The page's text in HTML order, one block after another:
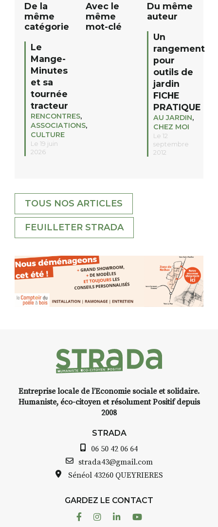
De la
même
catégorie
Le
Mange-
Minutes
et sa
tournée
tracteur
RENCONTRES,
ASSOCIATIONS,
CULTURE
Le 19 juin
2026
Avec le
même
mot-clé
Du même
auteur
Un
rangement
pour
outils de
jardin
FICHE
PRATIQUE
AU JARDIN,
CHEZ MOI
Le 12
septembre
2012
TOUS NOS ARTICLES
FEUILLETER STRADA
Entreprise locale de l’Economie sociale et solidaire.
Humaniste, éco-citoyen et résolument Positif depuis
2008
STRADA
06 50 42 06 64
strada43@gmail.com
Sénéol 43260 QUEYRIERES
GARDEZ LE CONTACT
FacebookInstagram
LinkedinYoutube